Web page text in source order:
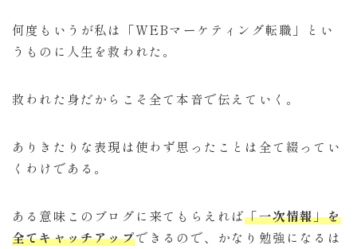
何度もいうが私は「WEBマーケティング転職」とい
うものに人生を救われた。
救われた身だからこそ全て本音で伝えていく。
ありきたりな表現は使わず思ったことは全て綴ってい
くわけである。
ある意味このブログに来てもらえれば「一次情報」を
全てキャッチアップできるので、かなり勉強になるは